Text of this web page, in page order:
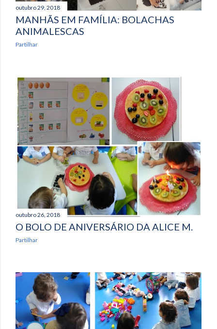
outubro 29, 2018
MANHÃS EM FAMÍLIA: BOLACHAS
ANIMALESCAS
Partilhar
outubro 26, 2018
O BOLO DE ANIVERSÁRIO DA ALICE M.
Partilhar